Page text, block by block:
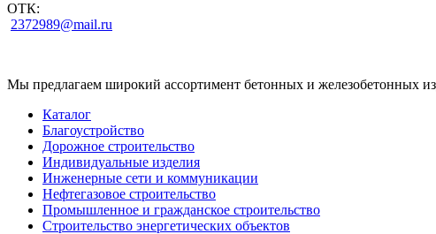
ОТК:
2372989@mail.ru
Мы предлагаем широкий ассортимент бетонных и железобетонных
Каталог
Благоустройство
Дорожное строительство
Индивидуальные изделия
Инженерные сети и коммуникации
Нефтегазовое строительство
Промышленное и гражданское строительство
Строительство энергетических объектов